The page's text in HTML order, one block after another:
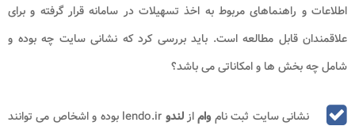
اطلاعات و راهنماهای مربوط به اخذ تسهیلات در سامانه قرار گرفته و برای
علاقمندان قابل مطالعه است. باید بررسی کرد که نشانی سایت چه بوده و
شامل چه بخش ها و امکاناتی می باشد؟
نشانی سایت ثبت نام وامازلندو
lendo.ir بوده و اشخاص می توانند